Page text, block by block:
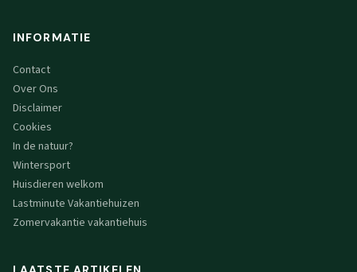
INFORMATIE
Contact
Over Ons
Disclaimer
Cookies
In de natuur?
Wintersport
Huisdieren welkom
Lastminute Vakantiehuizen
Zomervakantie vakantiehuis